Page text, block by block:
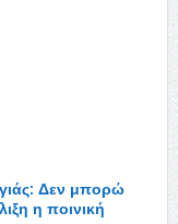
Δεν μπορώ
η ποινική